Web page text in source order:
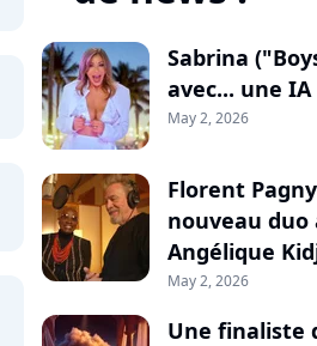
Sabrina
avec... une IA
May 2, 2026
Florent
nouveau duo
Angélique
May 2, 2026
Une finaliste